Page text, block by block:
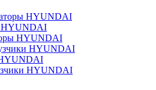
HYUNDAI
HYUNDAI
HYUNDAI
HYUNDAI
HYUNDAI